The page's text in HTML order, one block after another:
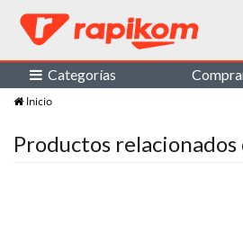
Categorías
Inicio
Productos